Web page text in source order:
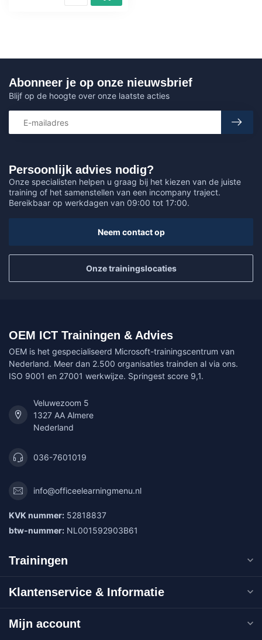
Persoonlijk advies nodig?
Onze specialisten helpen u graag bij het kiezen van de juiste
training of het samenstellen van een incompany traject.
Bereikbaar op werkdagen van 09:00 tot 17:00.
Neem contact op
Onze trainingslocaties
Abonneer je op onze nieuwsbrief
Blijf op de hoogte over onze laatste acties
OEM ICT Trainingen & Advies
OEM is het gespecialiseerd Microsoft-trainingscentrum van
Nederland. Meer dan 2.500 organisaties trainden al via ons.
ISO 9001 en 27001 werkwijze. Springest score 9,1.
Veluwezoom 5
1327 AA Almere
Nederland
036-7601019
info@officeelearningmenu.nl
KVK nummer: 52818837
btw-nummer: NL001592903B61
Trainingen
Klantenservice & Informatie
Mijn account